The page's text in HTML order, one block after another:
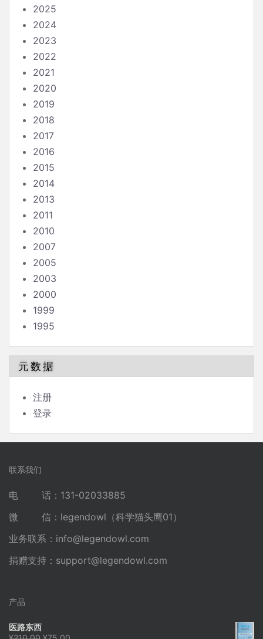
2025
2024
2023
2022
2021
2020
2019
2018
2017
2016
2015
2014
2013
2011
2010
2007
2005
2003
2000
1999
1995
元数据
注册
登录
联系我们
电 话：131-02033885
微 信：legendowl（科学猫头鹰01）
业务联系： info@legendowl.com
捐赠支持： support@legendowl.com
产品
医路东西
原